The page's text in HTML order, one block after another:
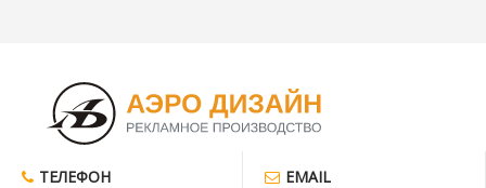
ТЕЛЕФОН EMAIL